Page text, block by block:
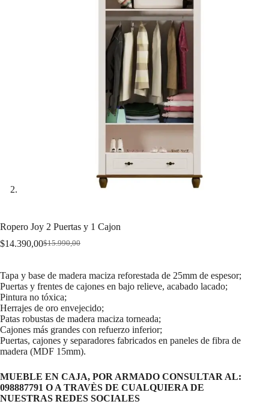
Ropero Joy 2 Puertas y 1 Cajon
$15.990,00
Original
was:
$15.990,00.
$14.390,00Current
$14.390,00.
Tapa y base de madera maciza reforestada de 25mm de espesor;
Puertas y frentes de cajones en bajo relieve, acabado lacado;
Pintura no tóxica;
Herrajes de oro envejecido;
Patas robustas de madera maciza torneada;
Cajones más grandes con refuerzo inferior;
Puertas, cajones y separadores fabricados en paneles de fibra de
madera (MDF 15mm).
MUEBLE EN CAJA, POR ARMADO CONSULTAR AL:
098887791 O A TRAVÈS DE CUALQUIERA DE
NUESTRAS REDES SOCIALES